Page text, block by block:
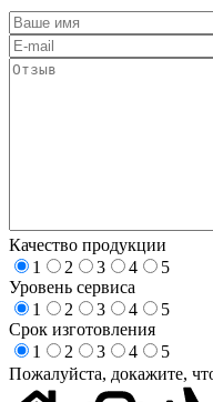
Качество продукции
1
2 3 4
5
Уровень сервиса
1
2 3 4
5
Срок изготовления
1
2 3 4
5
Пожалуйста, докажите,